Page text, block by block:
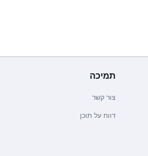
תמיכה
צור קשר
דווח על תוכן